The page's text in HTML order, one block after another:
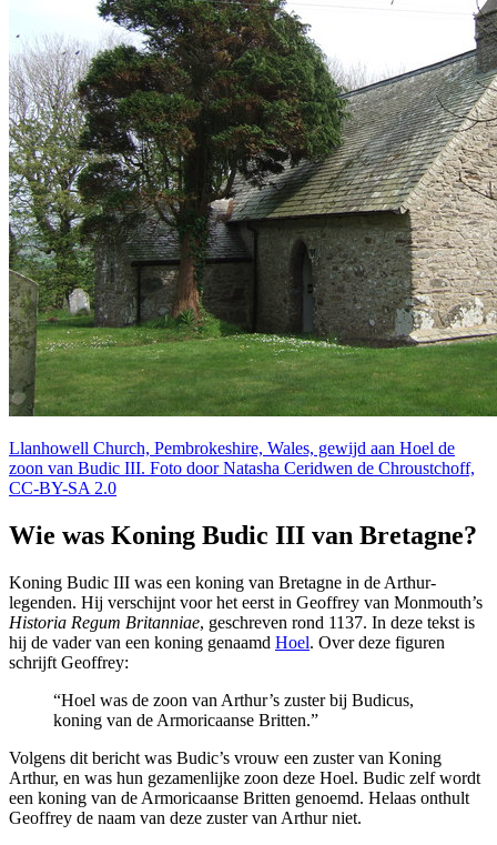
Llanhowell Church, Pembrokeshire, Wales, gewijd aan Hoel de
zoon van Budic III. Foto door Natasha Ceridwen de Chroustchoff,
CC-BY-SA 2.0
Wie was Koning Budic III van Bretagne?
Koning Budic III was een koning van Bretagne in de Arthur-
legenden. Hij verschijnt voor het eerst in Geoffrey van Monmouth’s
Historia Regum Britanniae, geschreven rond 1137. In deze tekst is
hij de vader van een koning genaamd Hoel. Over deze figuren
schrijft Geoffrey:
“Hoel was de zoon van Arthur’s zuster bij Budicus,
koning van de Armoricaanse Britten.”
Volgens dit bericht was Budic’s vrouw een zuster van Koning
Arthur, en was hun gezamenlijke zoon deze Hoel. Budic zelf wordt
een koning van de Armoricaanse Britten genoemd. Helaas onthult
Geoffrey de naam van deze zuster van Arthur niet.